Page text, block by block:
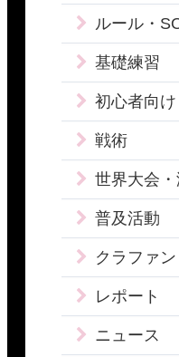
ルール・
基礎練習
初心者向け
戦術
世界大会
普及活動
クラファン
レポート
ニュース